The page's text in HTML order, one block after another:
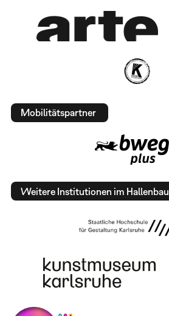
Mobilitätspartner
Weitere Institutionen im Hallenbau